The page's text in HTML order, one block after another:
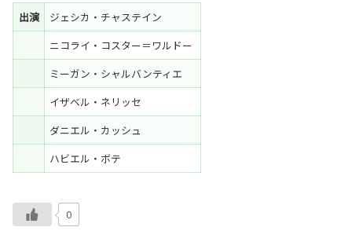
出演
ジェシカ・チャステイン
ニコライ・コスター＝ワルドー
ミーガン・シャルバンティエ
イザベル・ネリッセ
ダニエル・カッシュ
ハビエル・ボテ
0